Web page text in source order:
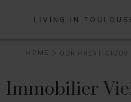
LIVING IN
HOME
Immobilier